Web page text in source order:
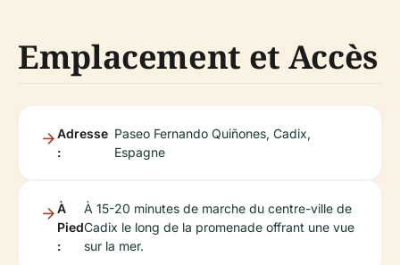
Emplacement et Accès
Adresse
:
Paseo Fernando Quiñones, Cadix,
Espagne
À
Pied
:
À 15-20 minutes de marche du centre-ville de
Cadix le long de la promenade offrant une vue
sur la mer.